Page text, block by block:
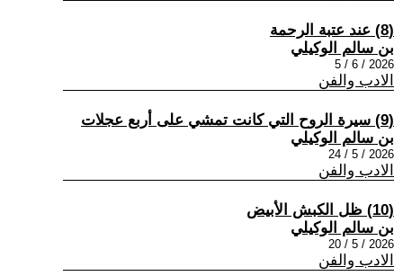
(8) عند عتبة الرحمة
بن سالم الوكيلي
2026 / 6 / 5
الادب والفن
(9) سيرة الروح التي كانت تمشي على أربع عجلات
بن سالم الوكيلي
2026 / 5 / 24
الادب والفن
(10) ظل الكبش الأبيض
بن سالم الوكيلي
2026 / 5 / 20
الادب والفن